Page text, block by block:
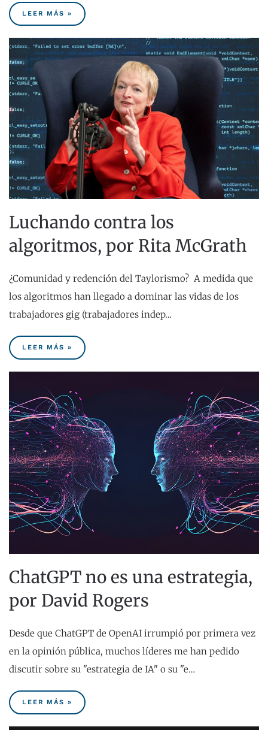
LEER MÁS »
Luchando contra los
algoritmos, por Rita McGrath
¿Comunidad y redención del Taylorismo? A medida que
los algoritmos han llegado a dominar las vidas de los
trabajadores gig (trabajadores indep…
LEER MÁS »
ChatGPT no es una estrategia,
por David Rogers
Desde que ChatGPT de OpenAI irrumpió por primera vez
en la opinión pública, muchos líderes me han pedido
discutir sobre su "estrategia de IA" o su "e…
LEER MÁS »